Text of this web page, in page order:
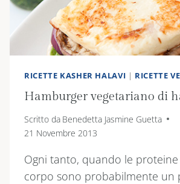
RICETTE KASHER HALAVI | RICETTE
Hamburger vegetariano di
Scritto da Benedetta Jasmine Guetta
21 Novembre 2013
Ogni tanto, quando le
corpo sono probabilmente un